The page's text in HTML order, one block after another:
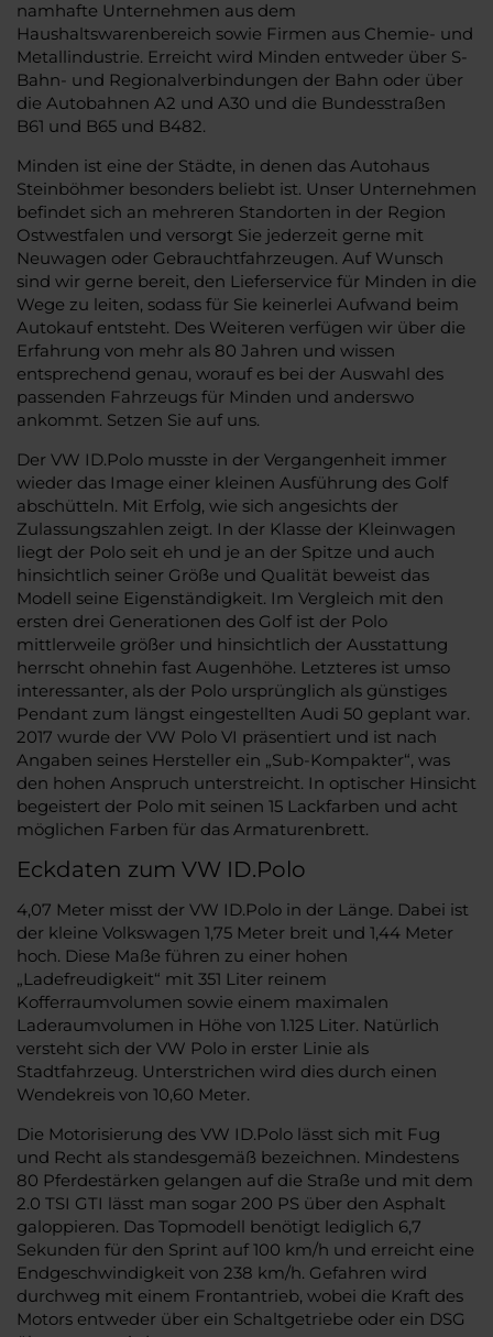
namhafte Unternehmen aus dem
Haushaltswarenbereich sowie Firmen aus Chemie- und
Metallindustrie. Erreicht wird Minden entweder über S-
Bahn- und Regionalverbindungen der Bahn oder über
die Autobahnen A2 und A30 und die Bundesstraßen
B61 und B65 und B482.
Minden ist eine der Städte, in denen das Autohaus
Steinböhmer besonders beliebt ist. Unser Unternehmen
befindet sich an mehreren Standorten in der Region
Ostwestfalen und versorgt Sie jederzeit gerne mit
Neuwagen oder Gebrauchtfahrzeugen. Auf Wunsch
sind wir gerne bereit, den Lieferservice für Minden in die
Wege zu leiten, sodass für Sie keinerlei Aufwand beim
Autokauf entsteht. Des Weiteren verfügen wir über die
Erfahrung von mehr als 80 Jahren und wissen
entsprechend genau, worauf es bei der Auswahl des
passenden Fahrzeugs für Minden und anderswo
ankommt. Setzen Sie auf uns.
Der VW ID.Polo musste in der Vergangenheit immer
wieder das Image einer kleinen Ausführung des Golf
abschütteln. Mit Erfolg, wie sich angesichts der
Zulassungszahlen zeigt. In der Klasse der Kleinwagen
liegt der Polo seit eh und je an der Spitze und auch
hinsichtlich seiner Größe und Qualität beweist das
Modell seine Eigenständigkeit. Im Vergleich mit den
ersten drei Generationen des Golf ist der Polo
mittlerweile größer und hinsichtlich der Ausstattung
herrscht ohnehin fast Augenhöhe. Letzteres ist umso
interessanter, als der Polo ursprünglich als günstiges
Pendant zum längst eingestellten Audi 50 geplant war.
2017 wurde der VW Polo VI präsentiert und ist nach
Angaben seines Hersteller ein „Sub-Kompakter“, was
den hohen Anspruch unterstreicht. In optischer Hinsicht
begeistert der Polo mit seinen 15 Lackfarben und acht
möglichen Farben für das Armaturenbrett.
Eckdaten zum VW ID.Polo
4,07 Meter misst der VW ID.Polo in der Länge. Dabei ist
der kleine Volkswagen 1,75 Meter breit und 1,44 Meter
hoch. Diese Maße führen zu einer hohen
„Ladefreudigkeit“ mit 351 Liter reinem
Kofferraumvolumen sowie einem maximalen
Laderaumvolumen in Höhe von 1.125 Liter. Natürlich
versteht sich der VW Polo in erster Linie als
Stadtfahrzeug. Unterstrichen wird dies durch einen
Wendekreis von 10,60 Meter.
Die Motorisierung des VW ID.Polo lässt sich mit Fug
und Recht als standesgemäß bezeichnen. Mindestens
80 Pferdestärken gelangen auf die Straße und mit dem
2.0 TSI GTI lässt man sogar 200 PS über den Asphalt
galoppieren. Das Topmodell benötigt lediglich 6,7
Sekunden für den Sprint auf 100 km/h und erreicht eine
Endgeschwindigkeit von 238 km/h. Gefahren wird
durchweg mit einem Frontantrieb, wobei die Kraft des
Motors entweder über ein Schaltgetriebe oder ein DSG